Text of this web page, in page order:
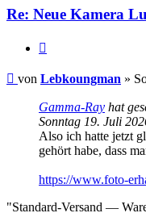
Re: Neue Kamera
Beitrag
von Lebkoungman »
Gamma-Ray hat
Sonntag 19. Juli
Also ich hatte jetzt
gehört habe, dass
https://www.foto-
"Standard-Versand —